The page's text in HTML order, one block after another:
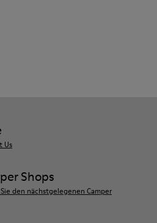
Us
Shops
den nächstgelegenen Camper